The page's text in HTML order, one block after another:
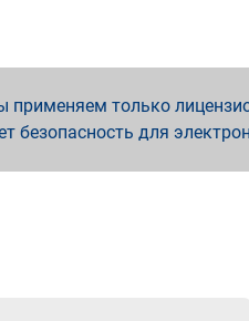
только
безопасность для